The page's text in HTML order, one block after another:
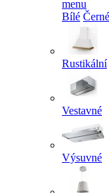
menu
Bílé Černé
Rustikální
Vestavné
Výsuvné